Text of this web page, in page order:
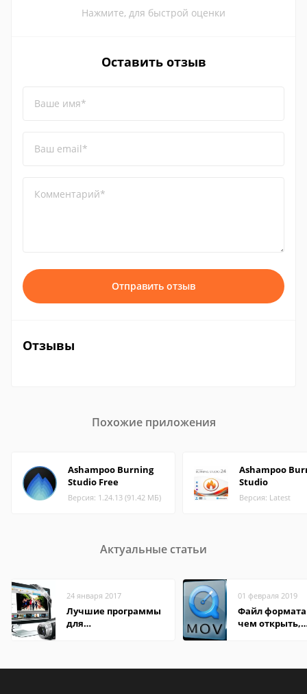
Нажмите, для быстрой оценки
Оставить отзыв
Ваше имя*
Ваш email*
Комментарий*
Отправить отзыв
Отзывы
Похожие приложения
Ashampoo Burning
Studio Free
Версия: 1.24.13 (91.42 МБ)
Ashampoo
Studio
Версия: Latest
Актуальные статьи
24 января 2017
Лучшие программы
для
01 февраля 2019
Файл формата
чем открыть,